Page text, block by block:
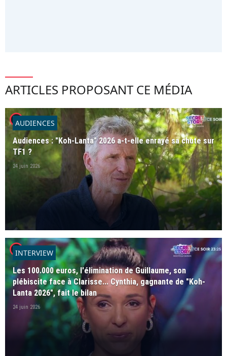
ARTICLES PROPOSANT CE MÉDIA
player2AUDIENCES
Audiences : "Koh-Lanta" 2026 a-t-elle enrayé sa chute sur
TF1 ?
24 juin 2026
player2INTERVIEW
Les 100.000 euros, l'élimination de Guillaume, son
plébiscite face à Clarisse... Cynthia, gagnante de "Koh-
Lanta 2026", fait le bilan
24 juin 2026